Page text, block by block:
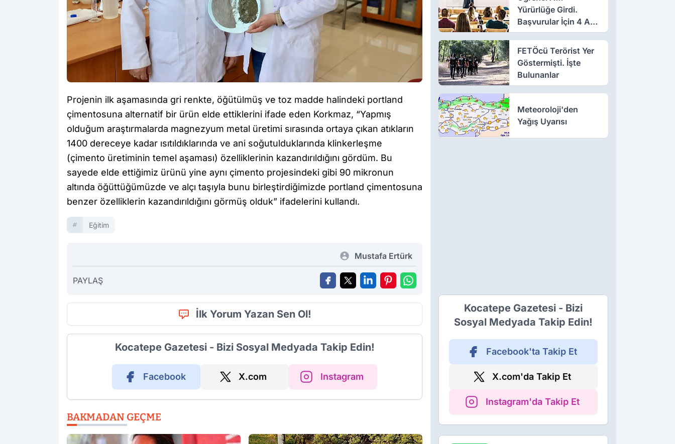
Projenin ilk aşamasında gri renkte, öğütülmüş ve toz madde halindeki portland
çimentosuna alternatif bir ürün elde ettiklerini ifade eden Korkmaz, “Yapmış
olduğum araştırmalarda magnezyum metal üretimi sırasında ortaya çıkan atıkların
1400 dereceye kadar ısıtıldıklarında ve ani soğutulduklarında klinkerleşme
(çimento üretiminin temel aşaması) özelliklerinin kazandırıldığını gördüm. Bu
sayede elde ettiğimiz ürünü yine aynı çimento projesindeki gibi 90 mikronun
altında öğüttüğümüzde ve alçı taşıyla bunu birleştirdiğimizde portland çimentosuna
benzer özelliklerin kazandırıldığını görmüş olduk” ifadelerini kullandı.
Eğitim
Mustafa Ertürk
PAYLAŞ
İlk Yorum Yazan Sen Ol!
Kocatepe Gazetesi - Bizi Sosyal Medyada Takip Edin!
Facebook X.com Instagram
BAKMADAN GEÇME
Yürürlüğe Girdi.
Başvurular İçin 4 Ay
Süre
FETÖcü Terörist Yer
Göstermişti. İşte
Bulunanlar
Meteoroloji'den
Yağış Uyarısı
Kocatepe Gazetesi - Bizi
Sosyal Medyada Takip Edin!
Facebook'ta Takip Et
X.com'da Takip Et
Instagram'da Takip Et